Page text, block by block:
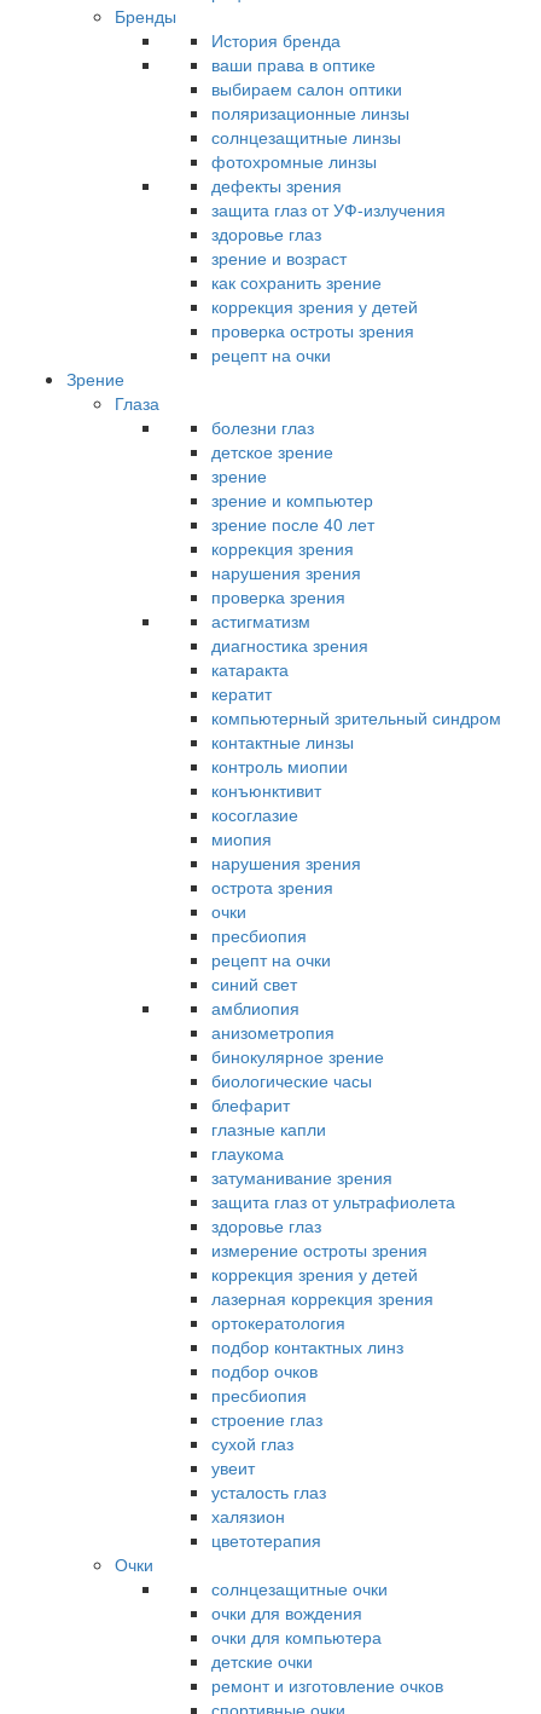
Бренды
История бренда
ваши права в оптике
выбираем салон оптики
поляризационные линзы
солнцезащитные линзы
фотохромные линзы
дефекты зрения
защита глаз от УФ-излучения
здоровье глаз
зрение и возраст
как сохранить зрение
коррекция зрения у детей
проверка остроты зрения
рецепт на очки
Зрение
Глаза
болезни глаз
детское зрение
зрение
зрение и компьютер
зрение после 40 лет
коррекция зрения
нарушения зрения
проверка зрения
астигматизм
диагностика зрения
катаракта
кератит
компьютерный зрительный синдром
контактные линзы
контроль миопии
конъюнктивит
косоглазие
миопия
нарушения зрения
острота зрения
очки
пресбиопия
рецепт на очки
синий свет
амблиопия
анизометропия
бинокулярное зрение
биологические часы
блефарит
глазные капли
глаукома
затуманивание зрения
защита глаз от ультрафиолета
здоровье глаз
измерение остроты зрения
коррекция зрения у детей
лазерная коррекция зрения
ортокератология
подбор контактных линз
подбор очков
пресбиопия
строение глаз
сухой глаз
увеит
усталость глаз
халязион
цветотерапия
Очки
солнцезащитные очки
очки для вождения
очки для компьютера
детские очки
ремонт и изготовление очков